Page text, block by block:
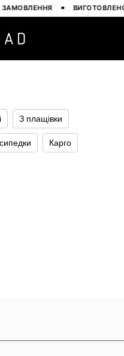
ВИГОТОВЛЕНО
З плащівки
Карго